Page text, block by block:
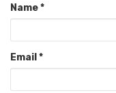
Name*
Email *